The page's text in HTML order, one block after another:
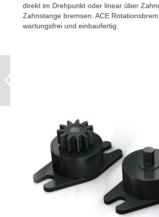
direkt im Drehpunkt oder linear über
Zahnstange bremsen. ACE
wartungsfrei und einbaufertig.